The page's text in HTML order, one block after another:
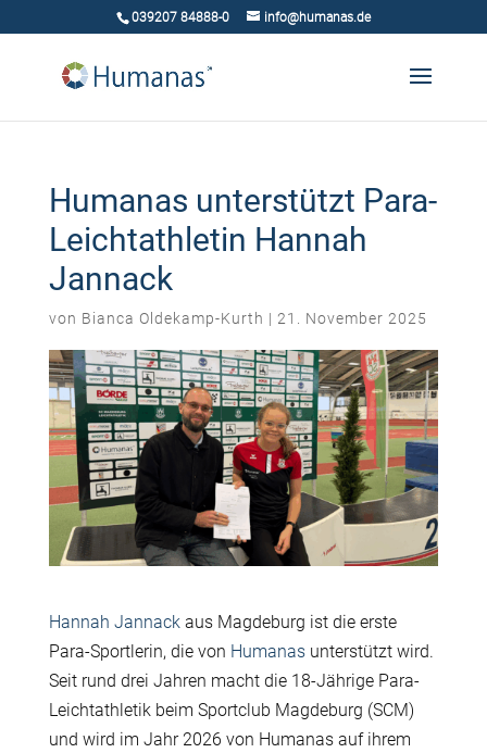
039207 84888-0 info@humanas.de
Humanas unterstützt Para-
Leichtathletin Hannah
Jannack
von Bianca Oldekamp-Kurth | 21. November 2025
Hannah Jannackaus Magdeburg ist die erste
Para-Sportlerin, die von Humanasunterstützt wird.
Seit rund drei Jahren macht die 18-Jährige Para-
Leichtathletik beim Sportclub Magdeburg (SCM)
und wird im Jahr 2026 von Humanas auf ihrem